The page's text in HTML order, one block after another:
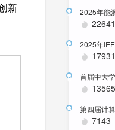
新 4
22641
5
17931
6
13565
7
7143